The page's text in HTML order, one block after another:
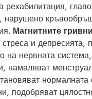
рехабилитация,
нарушено
Магнитните гривни
и депресията,
на нервната
намаляват
подобряват